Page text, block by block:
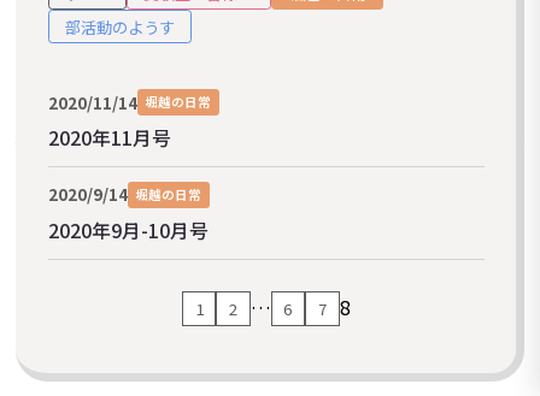
部活動のようす
2020/11/14 堀越の日常
2020年11月号
2020/9/14 堀越の日常
2020年9月-10月号
1 2 … 6 7 8